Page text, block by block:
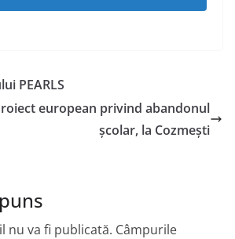
PEARLS
european privind abandonul
școlar, la Cozmești
nu va fi publicată. Câmpurile